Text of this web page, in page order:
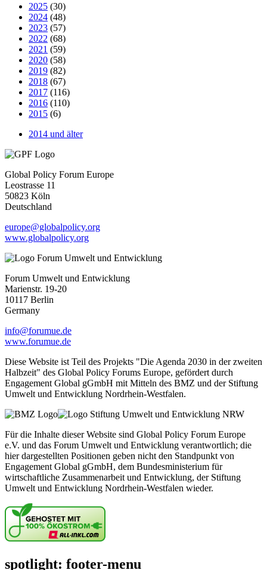
2025 (30)
2024 (48)
2023 (57)
2022 (68)
2021 (59)
2020 (58)
2019 (82)
2018 (67)
2017 (116)
2016 (110)
2015 (6)
2014 und älter
Global Policy Forum Europe
Leostrasse 11
50823 Köln
Deutschland
europe@globalpolicy.org
www.globalpolicy.org
Forum Umwelt und Entwicklung
Marienstr. 19-20
10117 Berlin
Germany
info@forumue.de
www.forumue.de
Diese Website ist Teil des Projekts "Die Agenda 2030 in der zweiten
Halbzeit" des Global Policy Forums Europe, gefördert durch
Engagement Global gGmbH mit Mitteln des BMZ und der Stiftung
Umwelt und Entwicklung Nordrhein-Westfalen.
Für die Inhalte dieser Website sind Global Policy Forum Europe
e.V. und das Forum Umwelt und Entwicklung verantwortlich; die
hier dargestellten Positionen geben nicht den Standpunkt von
Engagement Global gGmbH, dem Bundesministerium für
wirtschaftliche Zusammenarbeit und Entwicklung, der Stiftung
Umwelt und Entwicklung Nordrhein-Westfalen wieder.
spotlight: footer-menu